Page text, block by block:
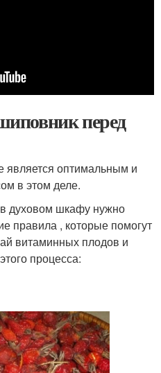
перед
является оптимальным и
в этом деле.
духовом шкафу нужно
правила , которые помогут
витаминных плодов и
процесса: